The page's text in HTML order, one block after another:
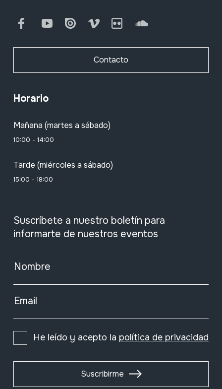
FacebookYoutube Issuu Vimeo Flickr SoundCloud
Contacto
Horario
Mañana (martes a sábado)
10:00 - 14:00
Tarde (miércoles a sábado)
15:00 - 18:00
Suscríbete a nuestro boletín para
informarte de nuestros eventos
Nombre
Email
He leído y acepto la política de privacidad
Suscribirme